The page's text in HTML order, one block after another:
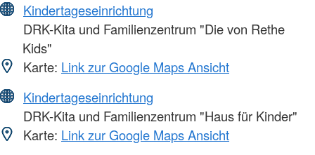
Kindertageseinrichtung
DRK-Kita und Familienzentrum "Die von Rethe
Kids"
Karte: Link zur Google Maps Ansicht
Kindertageseinrichtung
DRK-Kita und Familienzentrum "Haus für Kinder"
Karte: Link zur Google Maps Ansicht